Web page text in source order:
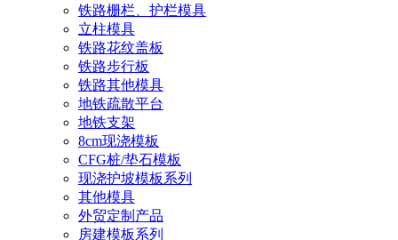
铁路栅栏、护栏模具
立柱模具
铁路花纹盖板
铁路步行板
铁路其他模具
地铁疏散平台
地铁支架
8cm现浇模板
CFG桩/垫石模板
现浇护坡模板系列
其他模具
外贸定制产品
房建模板系列